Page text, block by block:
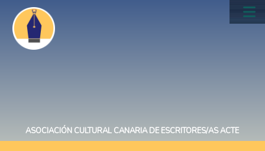
Pasar
contenido
principal
ASOCIACIÓN CULTURAL CANARIA DE ESCRITORES/AS ACTE